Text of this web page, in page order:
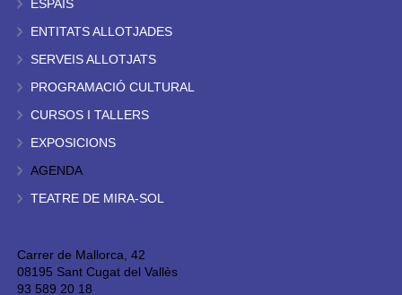
ESPAIS
ENTITATS ALLOTJADES
SERVEIS ALLOTJATS
PROGRAMACIÓ CULTURAL
CURSOS I TALLERS
EXPOSICIONS
AGENDA
TEATRE DE MIRA-SOL
Carrer de Mallorca, 42
08195 Sant Cugat del Vallès
93 589 20 18